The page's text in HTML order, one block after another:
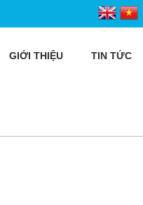
GIỚI THIỆU TIN TỨC